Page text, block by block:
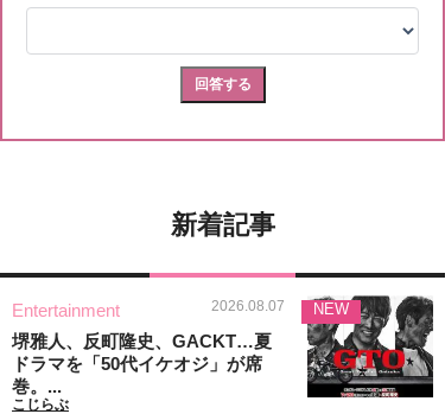
新着記事
Entertainment 2026.08.07
堺雅人、反町隆史、GACKT…夏
ドラマを「50代イケオジ」が席
巻。...
こじらぶ
NEW